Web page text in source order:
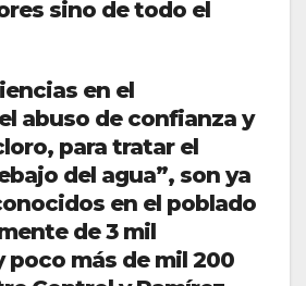
sino de todo el
en el
abuso de confianza y
para tratar el
del agua”, son ya
en el poblado
de 3 mil
más de mil 200